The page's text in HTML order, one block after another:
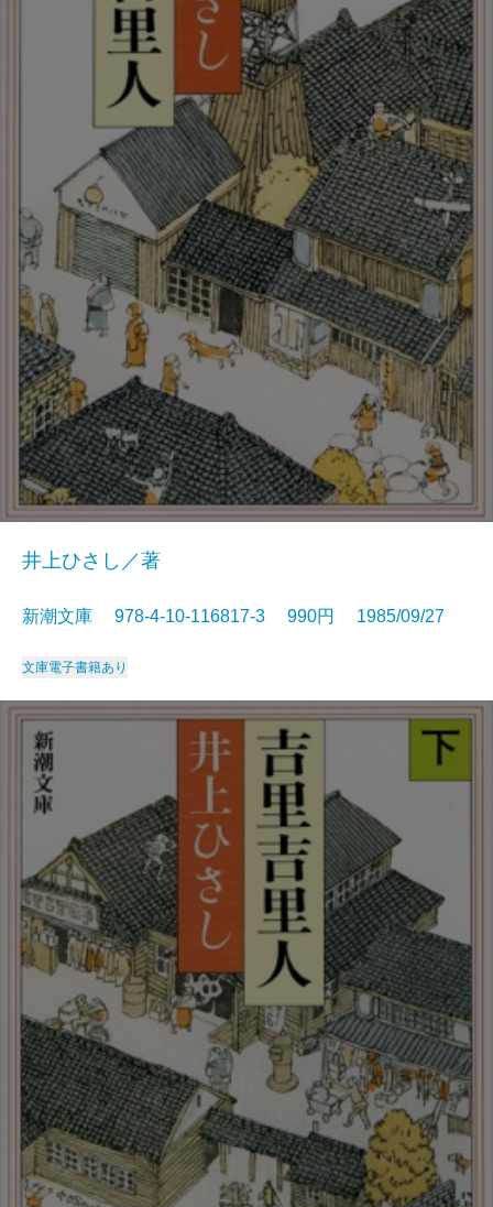
井上ひさし／著
新潮文庫 978-4-10-116817-3 990円 1985/09/27
文庫電子書籍あり